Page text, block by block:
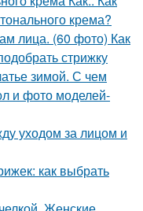
крема?
лица. (60 фото) Как
стрижку
зимой. С чем
и фото моделей-
уходом за лицом и
как выбрать